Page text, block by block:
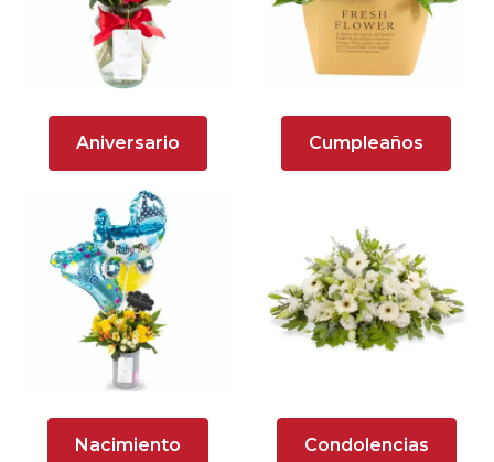
Aniversario Cumpleaños
Nacimiento Condolencias
Arreglos florales en tono lila
Arreglos florales en tono naranja
Arreglos Florales para Aniversario
Arreglos florales para dar agradecimiento
Arreglos Florales para Defunciones
Arreglos Florales para Eventos
Arreglos florales románticos
Ave del Paraíso (Strelitzia)